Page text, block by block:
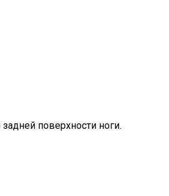
поверхности ноги.